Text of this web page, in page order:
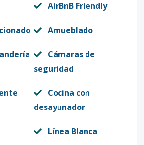
AirBnB Friendly
Amueblado
Cámaras de
seguridad
Cocina con
desayunador
Línea Blanca